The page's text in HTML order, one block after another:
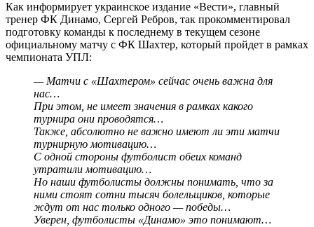
Как информирует украинское издание «Вести», главный
тренер ФК Динамо, Сергей Ребров, так прокомментировал
подготовку команды к последнему в текущем сезоне
официальному матчу с ФК Шахтер, который пройдет в рамках
чемпионата УПЛ:
— Матчи с «Шахтером» сейчас очень важна для
нас…
При этом, не имеет значения в рамках какого
турнира они проводятся…
Также, абсолютно не важно имеют ли эти матчи
турнирную мотивацию…
С одной стороны футболист обеих команд
утратили мотивацию…
Но наши футболисты должны понимать, что за
ними стоят сотни тысяч болельщиков, которые
ждут от нас только одного — победы…
Уверен, футболисты «Динамо» это понимают…